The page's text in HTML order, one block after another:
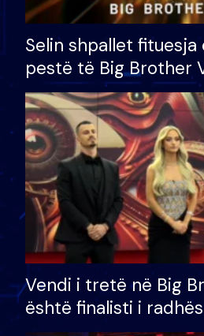
Selin shpallet
pestë të Big Brother
çmimin e madh prej
Vendi i tretë në Big
është finalisti i